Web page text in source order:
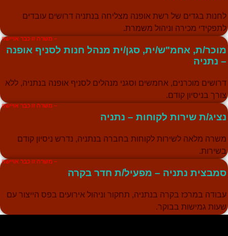
בגדים של רשת אופנה מצליחה בנתניה דרושים עובדים
מכירה וניהול משמרת.
– משרה זו כבר אויישה
ת, אחמ"ש/ית, סגן/ית מנהל חנות לסניף אופנה
נתניה
מוכרנים, אחמשים וסגני מנהלים לסניף אופנה בנתניה, ללא
בניסיון קודם.
– משרה זו כבר אויישה
ת שירות לקוחות – נתניה
מלאה לשירות לקוחות בחברה בנתניה, נדרש ניסיון קודם
– משרה זו כבר אויישה
נתניה – מפעיל/ת חדר בקרה
במרכז בקרה בנתניה, תחקור וניהול אירועים בפס הייצור עם
גמישות בבוקר.